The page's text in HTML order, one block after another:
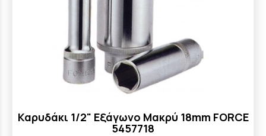
Καρυδάκι 1/2" Εξάγωνο Μακρύ 18mm FORCE
5457718